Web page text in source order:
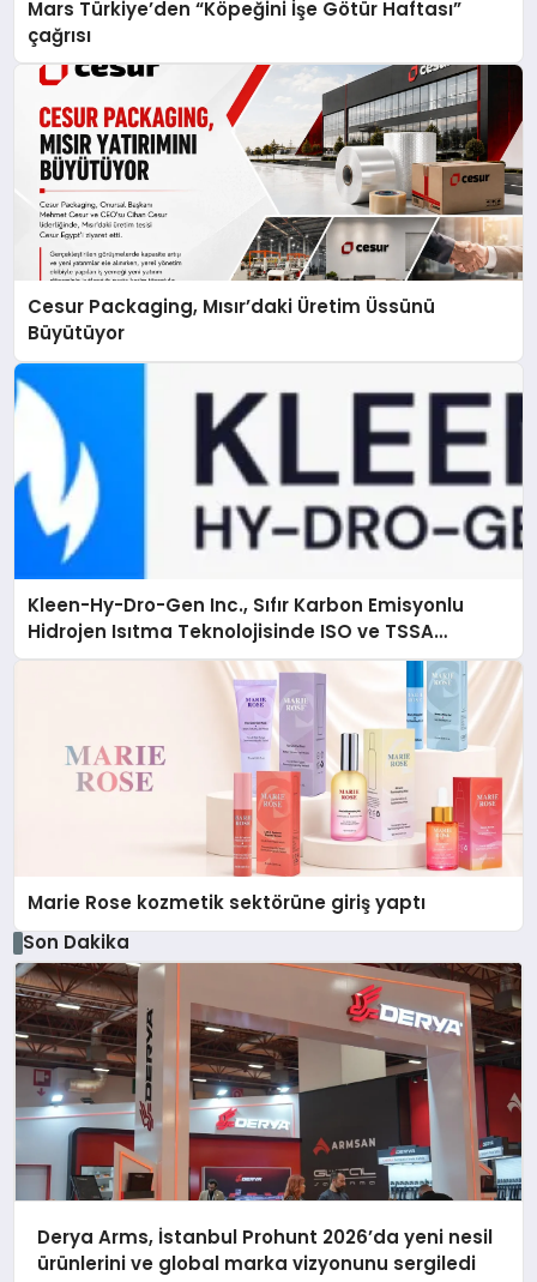
Mars Türkiye’den “Köpeğini İşe Götür Haftası”
çağrısı
Cesur Packaging, Mısır’daki Üretim Üssünü
Büyütüyor
Kleen-Hy-Dro-Gen Inc., Sıfır Karbon Emisyonlu
Hidrojen Isıtma Teknolojisinde ISO ve TSSA
Düzenleyici Onaylarını Aldı
Marie Rose kozmetik sektörüne giriş yaptı
Son Dakika
Derya Arms, İstanbul Prohunt 2026’da yeni nesil
ürünlerini ve global marka vizyonunu sergiledi